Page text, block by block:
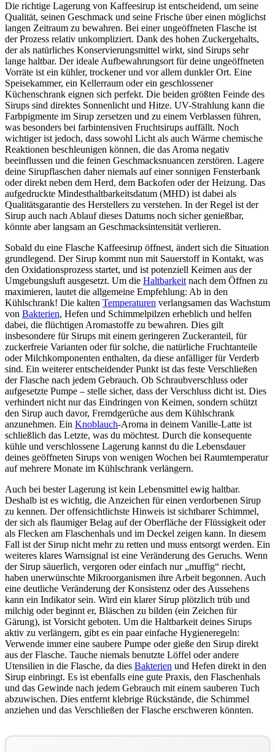
Die richtige Lagerung von Kaffeesirup ist entscheidend, um seine
Qualität, seinen Geschmack und seine Frische über einen möglichst
langen Zeitraum zu bewahren. Bei einer ungeöffneten Flasche ist
der Prozess relativ unkompliziert. Dank des hohen Zuckergehalts,
der als natürliches Konservierungsmittel wirkt, sind Sirups sehr
lange haltbar. Der ideale Aufbewahrungsort für deine ungeöffneten
Vorräte ist ein kühler, trockener und vor allem dunkler Ort. Eine
Speisekammer, ein Kellerraum oder ein geschlossener
Küchenschrank eignen sich perfekt. Die beiden größten Feinde des
Sirups sind direktes Sonnenlicht und Hitze. UV-Strahlung kann die
Farbpigmente im Sirup zersetzen und zu einem Verblassen führen,
was besonders bei farbintensiven Fruchtsirups auffällt. Noch
wichtiger ist jedoch, dass sowohl Licht als auch Wärme chemische
Reaktionen beschleunigen können, die das Aroma negativ
beeinflussen und die feinen Geschmacksnuancen zerstören. Lagere
deine Sirupflaschen daher niemals auf einer sonnigen Fensterbank
oder direkt neben dem Herd, dem Backofen oder der Heizung. Das
aufgedruckte Mindesthaltbarkeitsdatum (MHD) ist dabei als
Qualitätsgarantie des Herstellers zu verstehen. In der Regel ist der
Sirup auch nach Ablauf dieses Datums noch sicher genießbar,
könnte aber langsam an Geschmacksintensität verlieren.
Sobald du eine Flasche Kaffeesirup öffnest, ändert sich die Situation
grundlegend. Der Sirup kommt nun mit Sauerstoff in Kontakt, was
den Oxidationsprozess startet, und ist potenziell Keimen aus der
Umgebungsluft ausgesetzt. Um die Haltbarkeit nach dem Öffnen zu
maximieren, lautet die allgemeine Empfehlung: Ab in den
Kühlschrank! Die kalten Temperaturen verlangsamen das Wachstum
von Bakterien, Hefen und Schimmelpilzen erheblich und helfen
dabei, die flüchtigen Aromastoffe zu bewahren. Dies gilt
insbesondere für Sirups mit einem geringeren Zuckeranteil, für
zuckerfreie Varianten oder für solche, die natürliche Fruchtanteile
oder Milchkomponenten enthalten, da diese anfälliger für Verderb
sind. Ein weiterer entscheidender Punkt ist das feste Verschließen
der Flasche nach jedem Gebrauch. Ob Schraubverschluss oder
aufgesetzte Pumpe – stelle sicher, dass der Verschluss dicht ist. Dies
verhindert nicht nur das Eindringen von Keimen, sondern schützt
den Sirup auch davor, Fremdgerüche aus dem Kühlschrank
anzunehmen. Ein Knoblauch-Aroma in deinem Vanille-Latte ist
schließlich das Letzte, was du möchtest. Durch die konsequente
kühle und verschlossene Lagerung kannst du die Lebensdauer
deines geöffneten Sirups von wenigen Wochen bei Raumtemperatur
auf mehrere Monate im Kühlschrank verlängern.
Auch bei bester Lagerung ist kein Lebensmittel ewig haltbar.
Deshalb ist es wichtig, die Anzeichen für einen verdorbenen Sirup
zu kennen. Der offensichtlichste Hinweis ist sichtbarer Schimmel,
der sich als flaumiger Belag auf der Oberfläche der Flüssigkeit oder
als Flecken am Flaschenhals und im Deckel zeigen kann. In diesem
Fall ist der Sirup nicht mehr zu retten und muss entsorgt werden. Ein
weiteres klares Warnsignal ist eine Veränderung des Geruchs. Wenn
der Sirup säuerlich, vergoren oder einfach nur „muffig“ riecht,
haben unerwünschte Mikroorganismen ihre Arbeit begonnen. Auch
eine deutliche Veränderung der Konsistenz oder des Aussehens
kann ein Indikator sein. Wird ein klarer Sirup plötzlich trüb und
milchig oder beginnt er, Bläschen zu bilden (ein Zeichen für
Gärung), ist Vorsicht geboten. Um die Haltbarkeit deines Sirups
aktiv zu verlängern, gibt es ein paar einfache Hygieneregeln:
Verwende immer eine saubere Pumpe oder gieße den Sirup direkt
aus der Flasche. Tauche niemals benutzte Löffel oder andere
Utensilien in die Flasche, da dies Bakterien und Hefen direkt in den
Sirup einbringt. Es ist ebenfalls eine gute Praxis, den Flaschenhals
und das Gewinde nach jedem Gebrauch mit einem sauberen Tuch
abzuwischen. Dies entfernt klebrige Rückstände, die Schimmel
anziehen und das Verschließen der Flasche erschweren könnten.